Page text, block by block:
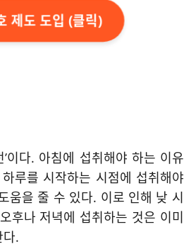
제도 도입 (클릭)
이다. 아침에 섭취해야 하는 이유
루를 시작하는 시점에 섭취해야
움을 줄 수 있다. 이로 인해 낮 시
후나 저녁에 섭취하는 것은 이미
.